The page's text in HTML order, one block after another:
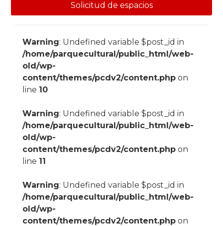
Solicitud de espacios
Warning: Undefined variable $post_id in
/home/parquecultural/public_html/web-
old/wp-
content/themes/pcdv2/content.phpon
line 10
Warning: Undefined variable $post_id in
/home/parquecultural/public_html/web-
old/wp-
content/themes/pcdv2/content.phpon
line 11
Warning: Undefined variable $post_id in
/home/parquecultural/public_html/web-
old/wp-
content/themes/pcdv2/content.phpon